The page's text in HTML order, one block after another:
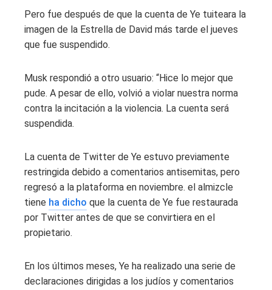
Pero fue después de que la cuenta de Ye tuiteara la
imagen de la Estrella de David más tarde el jueves
que fue suspendido.
Musk respondió a otro usuario: “Hice lo mejor que
pude. A pesar de ello, volvió a violar nuestra norma
contra la incitación a la violencia. La cuenta será
suspendida.
La cuenta de Twitter de Ye estuvo previamente
restringida debido a comentarios antisemitas, pero
regresó a la plataforma en noviembre. el almizcle
tiene ha dicho que la cuenta de Ye fue restaurada
por Twitter antes de que se convirtiera en el
propietario.
En los últimos meses, Ye ha realizado una serie de
declaraciones dirigidas a los judíos y comentarios